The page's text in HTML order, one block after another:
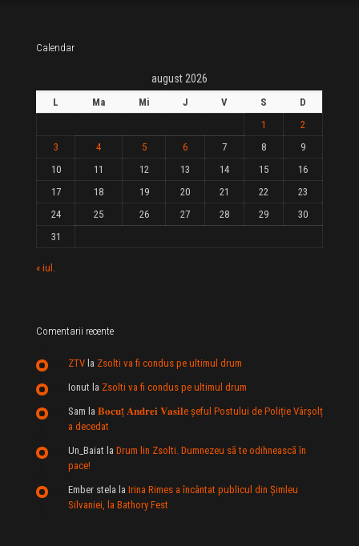
Calendar
august 2026
L Ma Mi J V S
D
1
2
3
4 5 6 7 8
9
10
11 12 13 14 15
16
17
18 19 20 21 22
23
24
25 26 27 28 29
30
31
« iul.
Comentarii recente
ZTV la Zsolti va fi condus pe ultimul drum
Ionut la Zsolti va fi condus pe ultimul drum
Sam la 𝐁𝐨𝐜𝐮ț 𝐀𝐧𝐝𝐫𝐞𝐢 𝐕𝐚𝐬𝐢𝐥e şeful Postului de Poliție Vârșolț
a decedat
Un_Baiat la Drum lin Zsolti. Dumnezeu sã te odihneascã în
pace!
Ember stela la Irina Rimes a încântat publicul din Şimleu
Silvaniei, la Bathory Fest